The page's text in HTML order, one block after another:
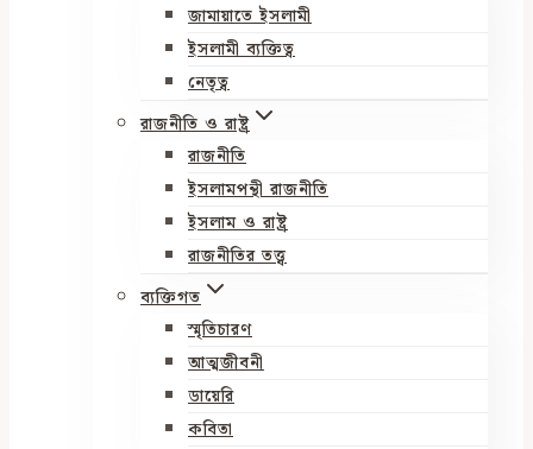
জামায়াতে ইসলামী
ইসলামী ব্যক্তিত্ব
নেতৃত্ব
রাজনীতি ও রাষ্ট্র
রাজনীতি
ইসলামপন্থী রাজনীতি
ইসলাম ও রাষ্ট্র
রাজনীতির তত্ত্ব
ব্যক্তিগত
স্মৃতিচারণ
আত্মজীবনী
ডায়েরি
কবিতা